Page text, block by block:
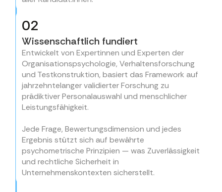
02
Wissenschaftlich fundiert
Entwickelt von Expertinnen und Experten der
Organisationspsychologie, Verhaltensforschung
und Testkonstruktion, basiert das Framework auf
jahrzehntelanger validierter Forschung zu
prädiktiver Personalauswahl und menschlicher
Leistungsfähigkeit.
Jede Frage, Bewertungsdimension und jedes
Ergebnis stützt sich auf bewährte
psychometrische Prinzipien — was Zuverlässigkeit
und rechtliche Sicherheit in
Unternehmenskontexten sicherstellt.